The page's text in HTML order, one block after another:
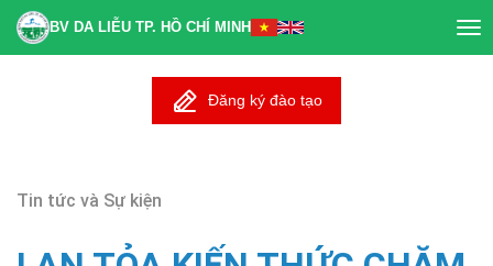
BV DA LIỄU TP. HỒ CHÍ MINH
Đăng ký đào tạo
Tin tức và Sự kiện